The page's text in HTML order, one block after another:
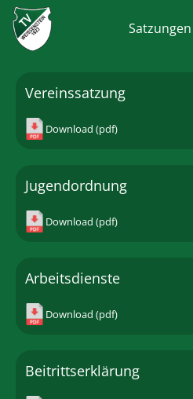
Vereinssatzung
Download (pdf)
Jugendordnung
Download (pdf)
Arbeitsdienste
Download (pdf)
Beitrittserklärung